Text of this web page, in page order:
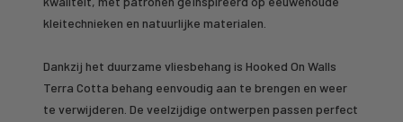
kleitechnieken en natuurlijke materialen.
Dankzij het duurzame vliesbehang is Hooked On Walls
Terra Cotta behang eenvoudig aan te brengen en weer
te verwijderen. De veelzijdige ontwerpen passen perfect